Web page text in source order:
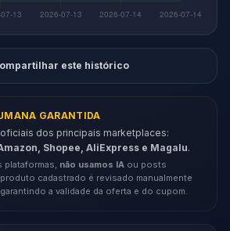
este histórico
GARANTIDA
dos principais marketplaces:
Shopee, AliExpress e Magalu.
não usamos IA ou posts
cadastrado é revisado manualmente
a validade da oferta e do cupom.